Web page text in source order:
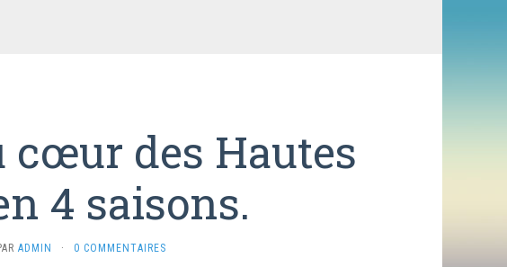
cœur des Hautes
4 saisons.
ADMIN · 0 COMMENTAIRES